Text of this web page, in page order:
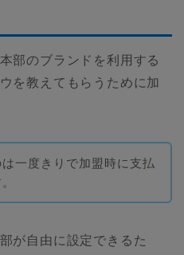
部のブランドを利用する
を教えてもらうために加
一度きりで加盟時に支払
が自由に設定できるた